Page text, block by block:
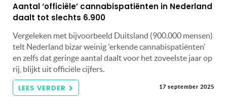
Aantal ‘officiële’ cannabispatiënten in Nederland
daalt tot slechts 6.900
Vergeleken met bijvoorbeeld Duitsland (900.000 mensen)
telt Nederland bizar weinig 'erkende cannabispatiënten'
en zelfs dat geringe aantal daalt voor het zoveelste jaar op
rij, blijkt uit officiële cijfers.
LEES VERDER 17 september 2025